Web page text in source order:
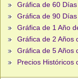
Gráfica de 60
Gráfica de 90
Gráfica de 1 Año
Gráfica de 2 Años
Gráfica de 5 Años
Precios Históricos